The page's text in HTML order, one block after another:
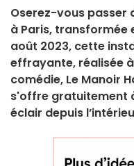
Oserez-vous
à Paris, transformée
août 2023, cette
effrayante, réalisée
comédie, Le Manoir
s'offre gratuitement
éclair depuis